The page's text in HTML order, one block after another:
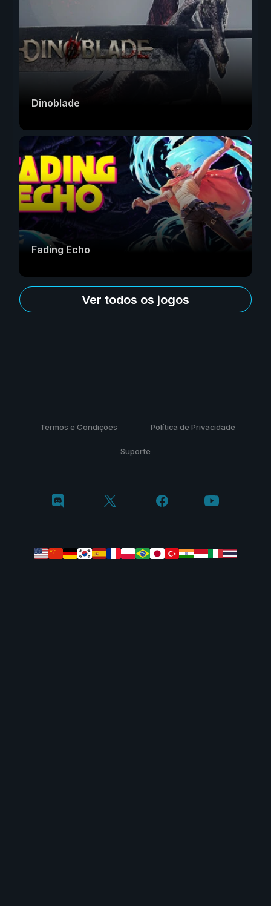
Dinoblade
Fading Echo
Ver todos os jogos
Termos e Condições Política de Privacidade
Suporte